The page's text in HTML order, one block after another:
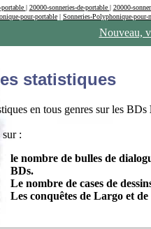
portable | 20000-sonneries-de-portable | 20000-
pour-portable | Sonneries-Polyphonique-pour-
Nouveau,
statistiques
en tous genres sur les BDs
sur :
le nombre de bulles de
BDs.
Le nombre de cases de
Les conquêtes de Largo et de